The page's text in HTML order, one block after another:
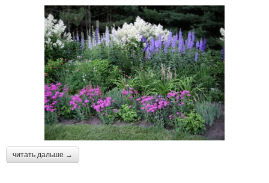
читать дальше →